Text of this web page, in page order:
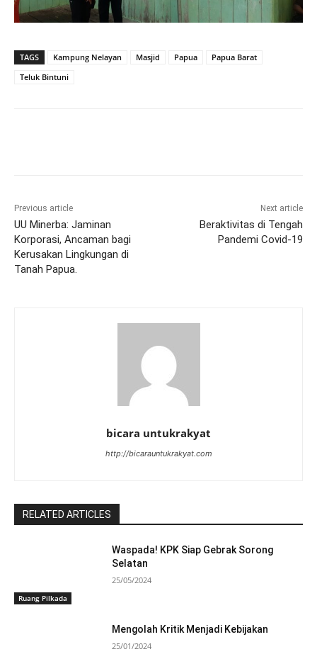
TAGS Kampung Nelayan Masjid Papua
Papua Barat
Teluk Bintuni
Previous article
UU Minerba: Jaminan
Korporasi, Ancaman bagi
Kerusakan Lingkungan di
Tanah Papua.
Next article
Beraktivitas di Tengah
Pandemi Covid-19
bicara untukrakyat
http://bicarauntukrakyat.com
RELATED ARTICLES
Ruang Pilkada
Waspada! KPK Siap Gebrak Sorong
Selatan
25/05/2024
Mengolah Kritik Menjadi Kebijakan
25/01/2024